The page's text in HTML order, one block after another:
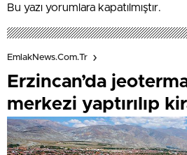
Bu yazı yorumlara kapatılmıştır.
EmlakNews.com.tr
Erzincan’da
merkezi yaptırılıp